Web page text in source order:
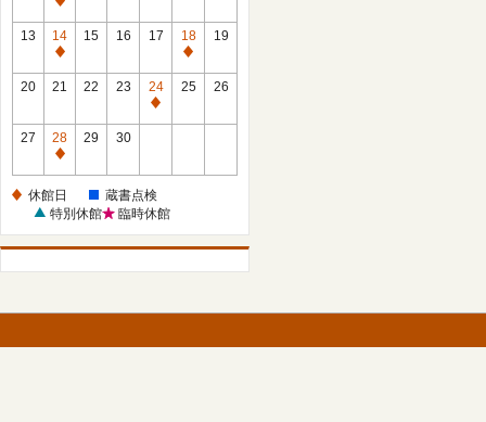
休
館
日
13
14
休
館
15 16 17
18
休
館
19
20 21 22 23
24
休
25 26
27
28
休
日
29 30
休館日
蔵書点検
特別休館
臨時休館